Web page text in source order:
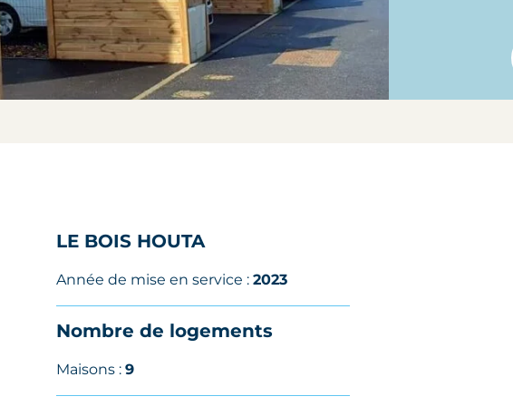
LE BOIS HOUTA
Année de mise en service :2023
Nombre de logements
Maisons :9